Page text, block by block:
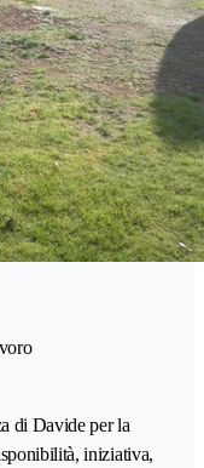
di Davide per la
iniziativa,